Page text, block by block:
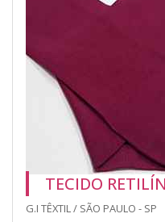
TECIDO
G.I TÊXTIL / SÃO PAULO - SP